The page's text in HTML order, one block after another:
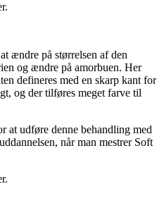
ændre på størrelsen af den
og ændre på amorbuen. Her
defineres med en skarp kant for
og der tilføres meget farve til
udføre denne behandling med
når man mestrer Soft